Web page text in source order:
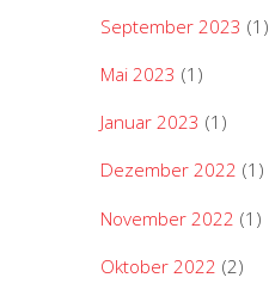
September 2023 (1)
Mai 2023 (1)
Januar 2023 (1)
Dezember 2022 (1)
November 2022 (1)
Oktober 2022 (2)